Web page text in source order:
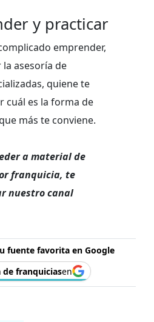
y practicar
emprender,
asesoría de
quiene te
cuál es la forma de
más te conviene.
a material de
franquicia, te
nuestro canal
fuente favorita en Google
de franquiciasen